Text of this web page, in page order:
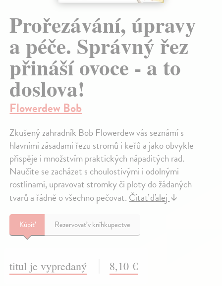
Prořezávání, úpravy
a péče. Správný řez
přináší ovoce - a to
doslova!
Flowerdew Bob
Zkušený zahradník Bob Flowerdew vás seznámí s
hlavními zásadami řezu stromů i keřů a jako obvykle
přispěje i množstvím praktických nápaditých rad.
Naučíte se zacházet s choulostivými i odolnými
rostlinami, upravovat stromky či ploty do žádaných
tvarů a řádně o všechno pečovat.Čítať ďalej↓
Kúpiť Rezervovať v kníhkupectve
titul je vypredaný 8,10 €